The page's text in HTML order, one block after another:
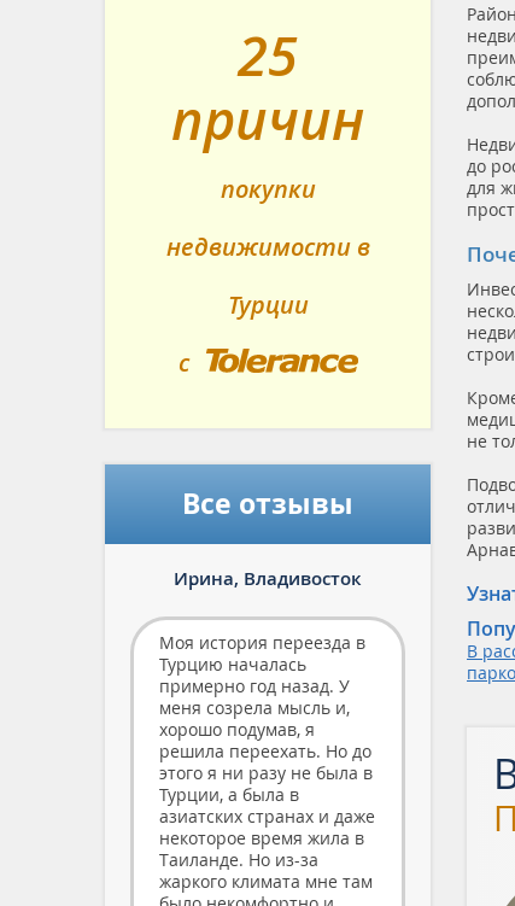
до
для
не
В
Гарантия Аренды
Недорого
Новостройка
С Мебелью
25
причин
покупки
недвижимости в
Турции
с
Все отзывы
Ирина, Владивосток
Моя история переезда в
Турцию началась
примерно год назад. У
меня созрела мысль и,
хорошо подумав, я
решила переехать. Но до
этого я ни разу не была в
Турции, а была в
азиатских странах и даже
некоторое время жила в
Таиланде. Но из-за
жаркого климата мне там